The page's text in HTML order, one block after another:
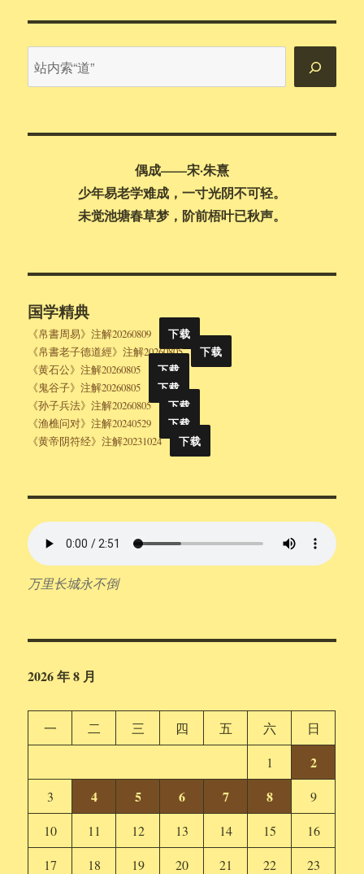
内
偶成——宋·朱熹
少年易老学难成，一寸光阴不可轻。
未觉池塘春草梦，阶前梧叶已秋声。
国学精典
《帛書周易》注解20260809
下载
《帛書老子德道經》注解20260805
下载
《黄石公》注解20260805
下载
《鬼谷子》注解20260805
下载
《孙子兵法》注解20260805
下载
《渔樵问对》注解20240529
下载
《黄帝阴符经》注解20231024
下载
万里长城永不倒
2026 年 8 月
一 二 三 四 五 六
日
1
2
3 4 5 6 7 8
9
10
11 12 13 14 15
16
17
18 19 20 21 22
23